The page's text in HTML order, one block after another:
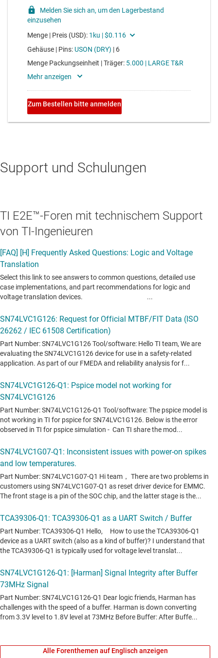
Support und Schulungen
TI E2E™-Foren mit technischem Support
von TI-Ingenieuren
Alle Forenthemen auf Englisch anzeigen